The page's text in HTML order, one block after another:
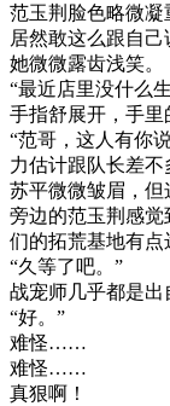
范玉荆脸色略微凝
居然敢这么跟自己
她微微露齿浅笑。
“最近店里没什么
手指舒展开，手里
“范哥，这人有你
力估计跟队长差不
苏平微微皱眉，但
旁边的范玉荆感觉
们的拓荒基地有点
“久等了吧。”
战宠师几乎都是出
“好。”
难怪……
难怪……
真狠啊！